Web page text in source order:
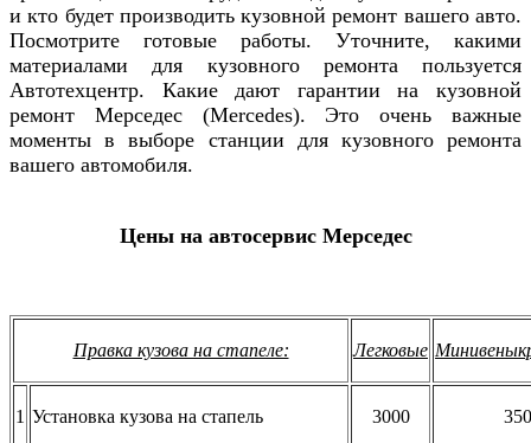
и кто будет производить кузовной ремонт вашего авто.
Посмотрите готовые работы. Уточните, какими
материалами для кузовного ремонта пользуется
Автотехцентр. Какие дают гарантии на кузовной
ремонт Мерседес (Mercedes). Это очень важные
моменты в выборе станции для кузовного ремонта
вашего автомобиля.
Цены на автосервис Мерседес
Правка кузова на стапеле: Легковые
1 Установка кузова на стапель 3000